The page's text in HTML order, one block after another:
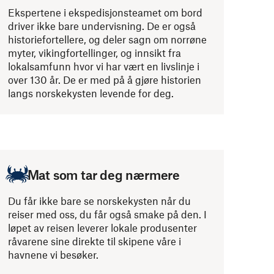
Ekspertene i ekspedisjonsteamet om bord
driver ikke bare undervisning. De er også
historiefortellere, og deler sagn om norrøne
myter, vikingfortellinger, og innsikt fra
lokalsamfunn hvor vi har vært en livslinje i
over 130 år. De er med på å gjøre historien
langs norskekysten levende for deg.
Mat som tar deg nærmere
Du får ikke bare se norskekysten når du
reiser med oss, du får også smake på den. I
løpet av reisen leverer lokale produsenter
råvarene sine direkte til skipene våre i
havnene vi besøker.